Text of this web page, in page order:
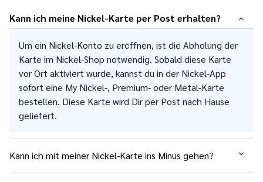
Kann ich meine Nickel-Karte per Post erhalten?
Um ein Nickel-Konto zu eröffnen, ist die Abholung der
Karte im Nickel-Shop notwendig. Sobald diese Karte
vor Ort aktiviert wurde, kannst du in der Nickel-App
sofort eine My Nickel-, Premium- oder Metal-Karte
bestellen. Diese Karte wird Dir per Post nach Hause
geliefert.
Kann ich mit meiner Nickel-Karte ins Minus gehen?